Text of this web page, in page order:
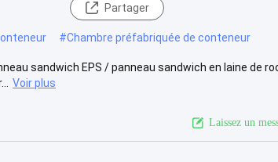
Partager
#Chambre préfabriquée de conteneur
sandwich EPS / panneau sandwich en laine de
Voir plus
Laissez un